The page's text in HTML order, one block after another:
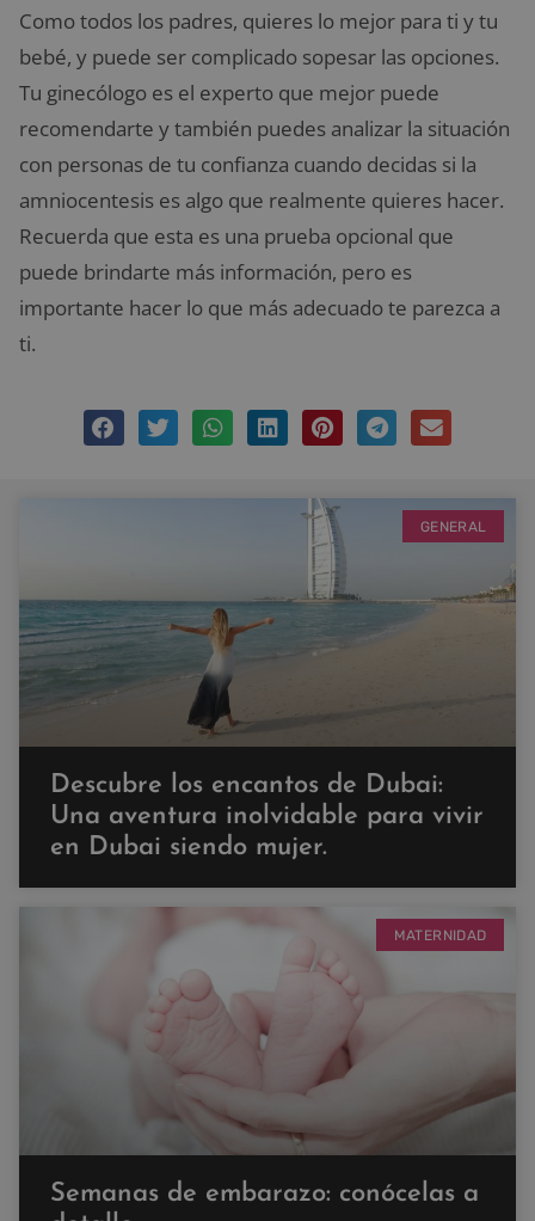
Como todos los padres, quieres lo mejor para ti y tu
bebé, y puede ser complicado sopesar las opciones.
Tu ginecólogo es el experto que mejor puede
recomendarte y también puedes analizar la situación
con personas de tu confianza cuando decidas si la
amniocentesis es algo que realmente quieres hacer.
Recuerda que esta es una prueba opcional que
puede brindarte más información, pero es
importante hacer lo que más adecuado te parezca a
ti.
GENERAL
Descubre los encantos de Dubai:
Una aventura inolvidable para vivir
en Dubai siendo mujer.
MATERNIDAD
Semanas de embarazo: conócelas a